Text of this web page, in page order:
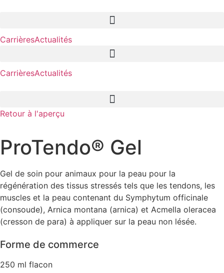
CarrièresActualités
CarrièresActualités
Retour à l'aperçu
ProTendo® Gel
Gel de soin pour animaux pour la peau pour la
régénération des tissus stressés tels que les tendons, les
muscles et la peau contenant du Symphytum officinale
(consoude), Arnica montana (arnica) et Acmella oleracea
(cresson de para) à appliquer sur la peau non lésée.
Forme de commerce
250 ml flacon